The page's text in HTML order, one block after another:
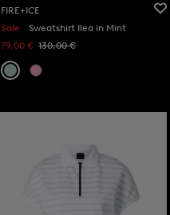
FIRE+ICE
Sale
Sweatshirt Ilea in Mint
79,00 € 130,00 €